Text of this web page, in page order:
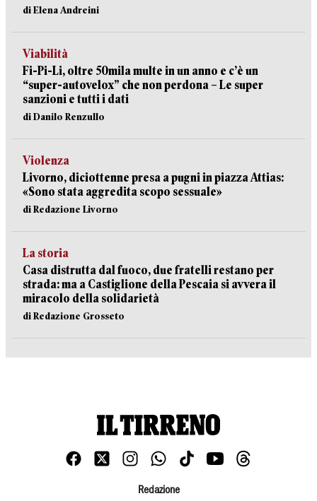
di Elena Andreini
Viabilità
Fi-Pi-Li, oltre 50mila multe in un anno e c’è un
“super-autovelox” che non perdona – Le super
sanzioni e tutti i dati
di Danilo Renzullo
Violenza
Livorno, diciottenne presa a pugni in piazza Attias:
«Sono stata aggredita scopo sessuale»
di Redazione Livorno
La storia
Casa distrutta dal fuoco, due fratelli restano per
strada: ma a Castiglione della Pescaia si avvera il
miracolo della solidarietà
di Redazione Grosseto
Redazione